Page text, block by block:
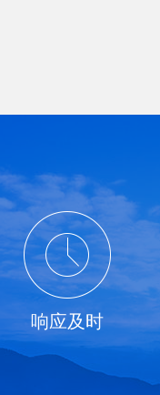
响应及时